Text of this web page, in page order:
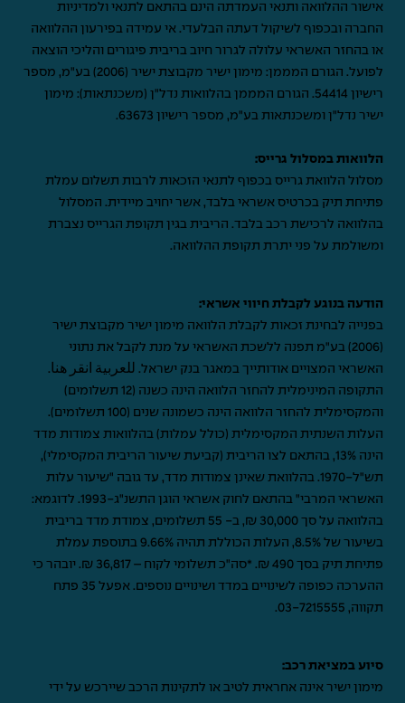
אישור ההלוואה ותנאי העמדתה הינם בהתאם לתנאי ולמדיניות
החברה ובכפוף לשיקול דעתה הבלעדי. אי עמידה בפירעון ההלוואה
או בהחזר האשראי עלולה לגרור חיוב בריבית פיגורים והליכי הוצאה
לפועל. הגורם המממן: מימון ישיר מקבוצת ישיר (2006) בע"מ, מספר
רישיון 54414. הגורם המממן בהלוואות נדל"ן (משכנתאות): מימון
ישיר נדל"ן ומשכנתאות בע"מ, מספר רישיון 63673.
הלוואות במסלול גרייס:
מסלול הלוואת גרייס בכפוף לתנאי הזכאות לרבות תשלום עמלת
פתיחת תיק בכרטיס אשראי בלבד, אשר יחויב מיידית. המסלול
בהלוואה לרכישת רכב בלבד. הריבית בגין תקופת הגרייס נצברת
ומשולמת על פני יתרת תקופת ההלוואה.
הודעה בנוגע לקבלת חיווי אשראי:
בפנייה לבחינת זכאות לקבלת הלוואה מימון ישיר מקבוצת ישיר
(2006) בע"מ תפנה ללשכת האשראי על מנת לקבל את נתוני
האשראי המצויים אודותייך במאגר בנק ישראל. للعربية انقر هنا.
התקופה המינימלית להחזר הלוואה הינה כשנה (12 תשלומים)
והמקסימלית להחזר הלוואה הינה כשמונה שנים (100 תשלומים).
העלות השנתית המקסימלית (כולל עמלות) בהלוואות צמודות מדד
הינה 13%, בהתאם לצו הריבית (קביעת שיעור הריבית המקסימלי),
תש"ל-1970. בהלוואת שאינן צמודות מדד, עד גובה "שיעור עלות
האשראי המרבי" בהתאם לחוק אשראי הוגן התשנ"ג-1993. לדוגמא:
בהלוואה על סך 30,000 ₪, ב- 55 תשלומים, צמודת מדד בריבית
בשיעור של 8.5%, העלות הכוללת תהיה 9.66% בתוספת עמלת
פתיחת תיק בסך 490 ₪. *סה"כ תשלומי לקוח – 36,817 ₪. יובהר כי
ההערכה כפופה לשינויים במדד ושינויים נוספים. אפעל 35 פתח
תקווה, 03-7215555
.
סיוע במציאת רכב:
מימון ישיר אינה אחראית לטיב או לתקינות הרכב שיירכש על ידי